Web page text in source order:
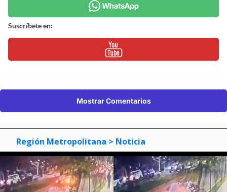
Suscríbete en:
Mostrar Comentarios
Región Metropolitana > Noticia